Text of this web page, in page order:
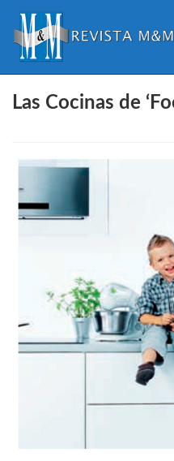
Las Cocinas de